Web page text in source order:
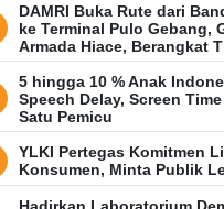
DAMRI Buka Rute dari
ke Terminal Pulo Gebang,
Armada Hiace, Berangkat
5 hingga 10 % Anak
Speech Delay, Screen
Satu Pemicu
YLKI Pertegas Komitmen
Konsumen, Minta Publik